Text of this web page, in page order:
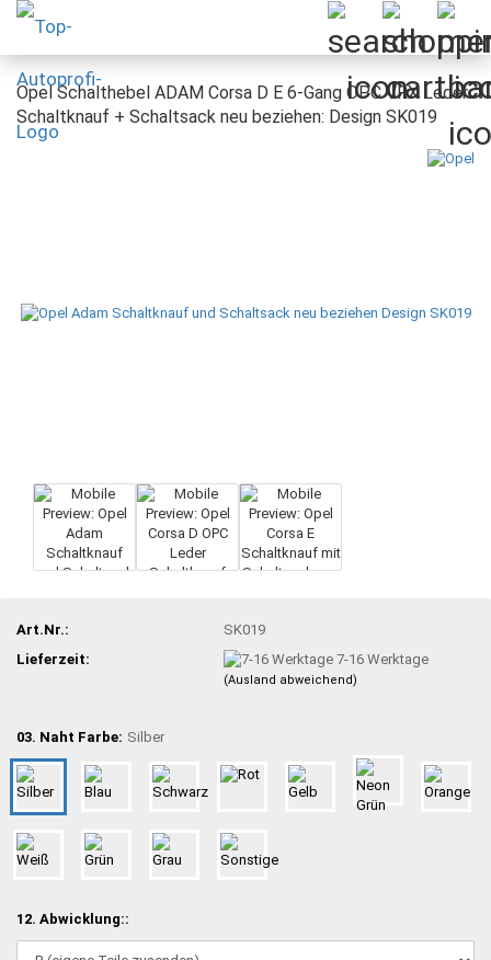
Opel Schalthebel ADAM Corsa D E 6-Gang OPC VRX Leder
Schaltknauf + Schaltsack neu beziehen: Design SK019
Art.Nr.:
SK019
Lieferzeit:
7-16 Werktage
(Ausland abweichend)
03. Naht Farbe: Silber
12. Abwicklung::